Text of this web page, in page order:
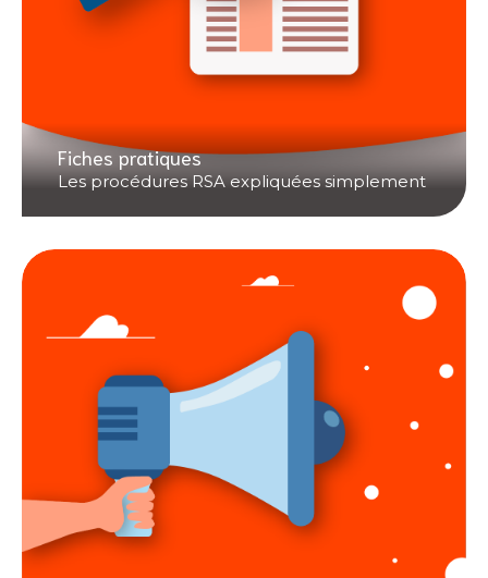
Fiches pratiques
Les procédures RSA expliquées simplement